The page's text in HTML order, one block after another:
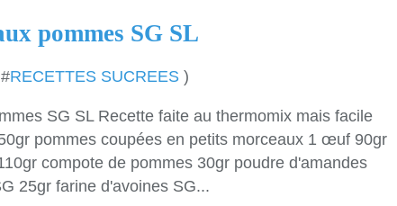
pommes SG SL
RECETTES SUCREES )
SG SL Recette faite au thermomix mais facile
pommes coupées en petits morceaux 1 œuf 90gr
compote de pommes 30gr poudre d'amandes
25gr farine d'avoines SG...